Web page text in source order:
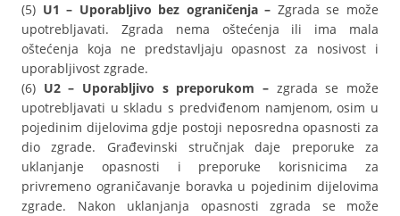
(5) U1 – Uporabljivo bez ograničenja – Zgrada se može
upotrebljavati. Zgrada nema oštećenja ili ima mala
oštećenja koja ne predstavljaju opasnost za nosivost i
uporabljivost zgrade.
(6) U2 – Uporabljivo s preporukom – zgrada se može
upotrebljavati u skladu s predviđenom namjenom, osim u
pojedinim dijelovima gdje postoji neposredna opasnosti za
dio zgrade. Građevinski stručnjak daje preporuke za
uklanjanje opasnosti i preporuke korisnicima za
privremeno ograničavanje boravka u pojedinim dijelovima
zgrade. Nakon uklanjanja opasnosti zgrada se može